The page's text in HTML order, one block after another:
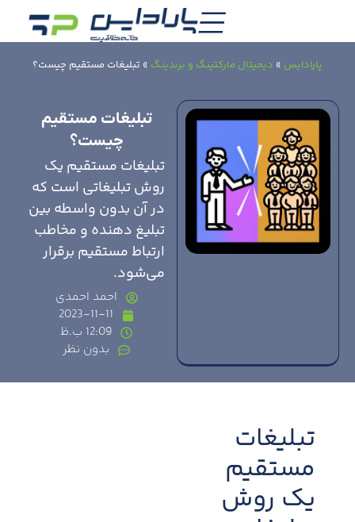
پارادایس » دیجیتال مارکتینگ و برندینگ » تبلیغات مستقیم چیست؟
تبلیغات مستقیم
چیست؟
تبلیغات مستقیم یک
روش تبلیغاتی است که
در آن بدون واسطه بین
تبلیغ دهنده و مخاطب
ارتباط مستقیم برقرار
می‌شود.
احمد احمدی
2023-11-11
12:09 ب.ظ
بدون نظر
تبلیغات
مستقیم
یک روش